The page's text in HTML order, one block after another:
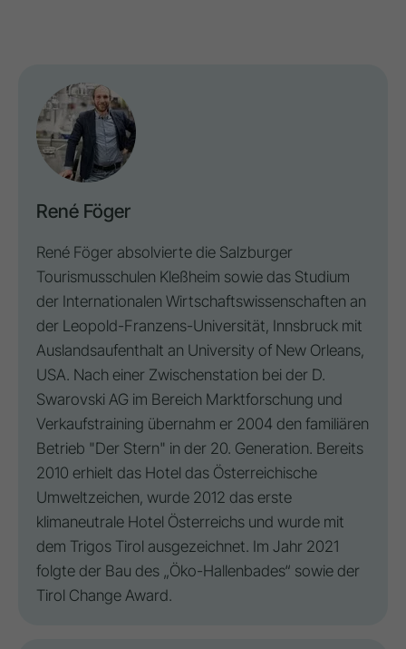
René Föger
René Föger absolvierte die Salzburger
Tourismusschulen Kleßheim sowie das Studium
der Internationalen Wirtschaftswissenschaften an
der Leopold-Franzens-Universität, Innsbruck mit
Auslandsaufenthalt an University of New Orleans,
USA. Nach einer Zwischenstation bei der D.
Swarovski AG im Bereich Marktforschung und
Verkaufstraining übernahm er 2004 den familiären
Betrieb "Der Stern" in der 20. Generation. Bereits
2010 erhielt das Hotel das Österreichische
Umweltzeichen, wurde 2012 das erste
klimaneutrale Hotel Österreichs und wurde mit
dem Trigos Tirol ausgezeichnet. Im Jahr 2021
folgte der Bau des „Öko-Hallenbades“ sowie der
Tirol Change Award.